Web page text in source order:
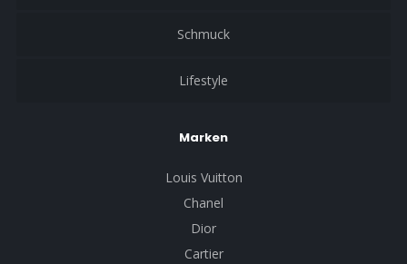
Schmuck
Lifestyle
Marken
Louis Vuitton
Chanel
Dior
Cartier